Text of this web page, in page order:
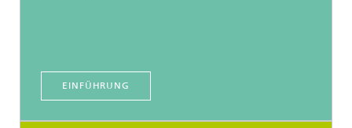
EINFÜHRUNG